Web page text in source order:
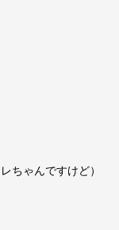
ちゃんですけど）